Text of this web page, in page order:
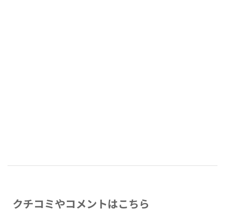
クチコミやコメントはこちら